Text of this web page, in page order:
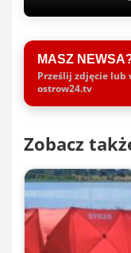
MASZ
Prześlij zdjęcie lub
ostrow24.tv
Zobacz